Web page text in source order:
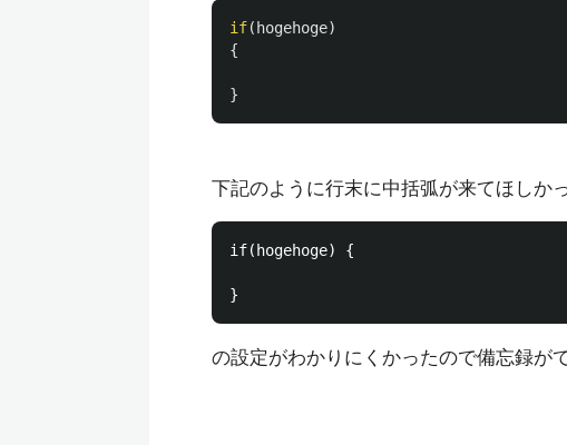
if( hogehoge)
{
}
下記のように行末に中括弧が来てほしか
if(hogehoge) {
の設定がわかりにくかったので備忘録が